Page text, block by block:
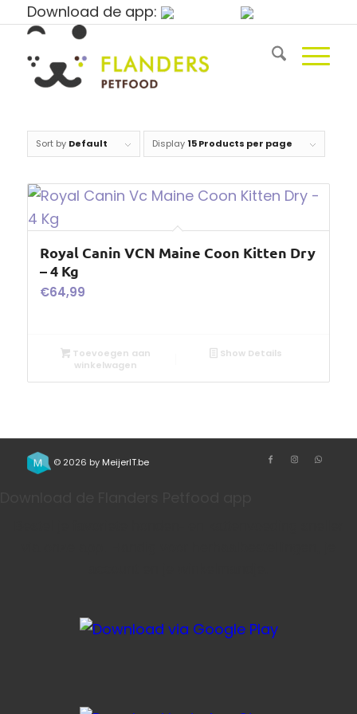
Download de app:
Sort by Default Display 15 Products per page
Royal Canin VCN Maine Coon Kitten Dry
– 4 Kg
€64,99
Toevoegen aan
winkelwagen
Show Details
© 2026 by MeijerIT.be